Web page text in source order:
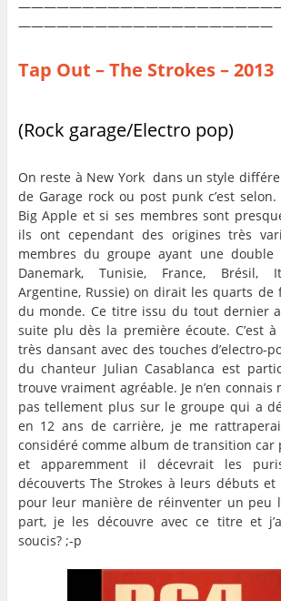
————————————————————
Tap Out – The Strokes – 2013
(Rock garage/Electro pop)
On reste à New York dans un style
de Garage rock ou post punk c’est
Big Apple et si ses membres sont
ils ont cependant des origines très
membres du groupe ayant une double
Danemark, Tunisie, France, Brésil,
Argentine, Russie) on dirait les quarts de
du monde. Ce titre issu du tout dernier
suite plu dès la première écoute. C’est
très dansant avec des touches d’electro-
du chanteur Julian Casablanca est
trouve vraiment agréable. Je n’en
pas tellement plus sur le groupe qui a
en 12 ans de carrière, je me
considéré comme album de transition car
et apparemment il décevrait les
découverts The Strokes à leurs débuts et
pour leur manière de réinventer un peu
part, je les découvre avec ce titre et
soucis? ;-p